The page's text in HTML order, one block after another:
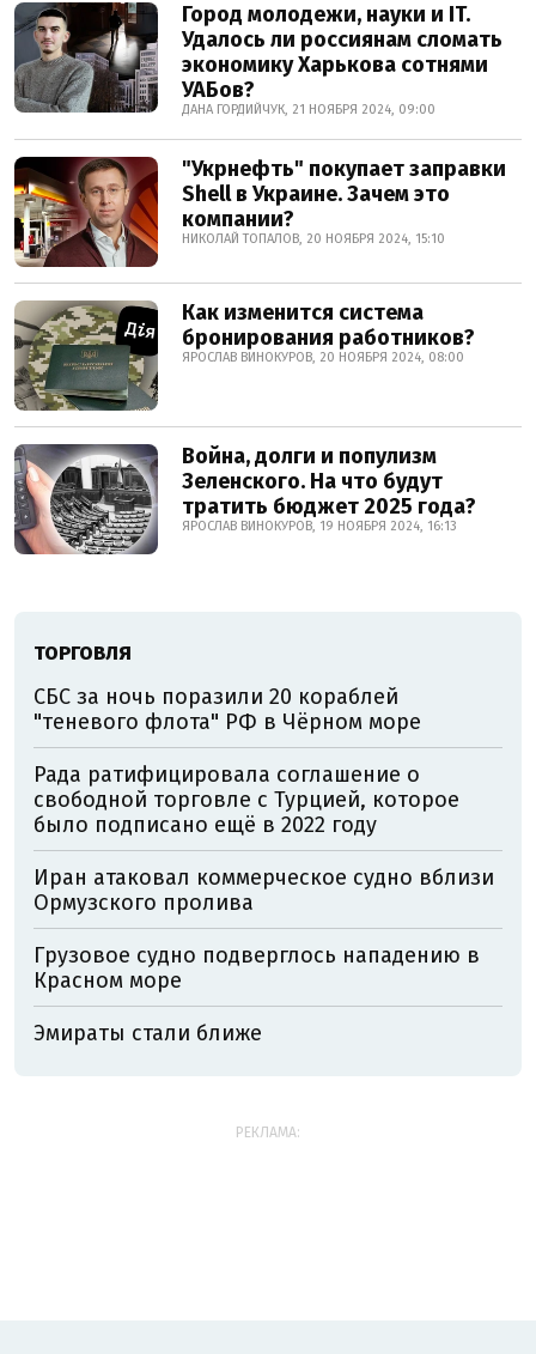
Город молодежи, науки и IT.
Удалось ли россиянам сломать
экономику Харькова сотнями
УАБов?
ДАНА ГОРДИЙЧУК, 21 НОЯБРЯ 2024, 09:00
"Укрнефть" покупает заправки
Shell в Украине. Зачем это
компании?
НИКОЛАЙ ТОПАЛОВ, 20 НОЯБРЯ 2024, 15:10
Как изменится система
бронирования работников?
ЯРОСЛАВ ВИНОКУРОВ, 20 НОЯБРЯ 2024, 08:00
Война, долги и популизм
Зеленского. На что будут
тратить бюджет 2025 года?
ЯРОСЛАВ ВИНОКУРОВ, 19 НОЯБРЯ 2024, 16:13
ТОРГОВЛЯ
СБС за ночь поразили 20 кораблей
"теневого флота" РФ в Чёрном море
Рада ратифицировала соглашение о
свободной торговле с Турцией, которое
было подписано ещё в 2022 году
Иран атаковал коммерческое судно вблизи
Ормузского пролива
Грузовое судно подверглось нападению в
Красном море
Эмираты стали ближе
РЕКЛАМА: